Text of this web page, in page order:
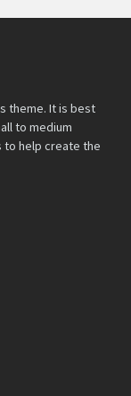
theme. It is best
to medium
to help create the